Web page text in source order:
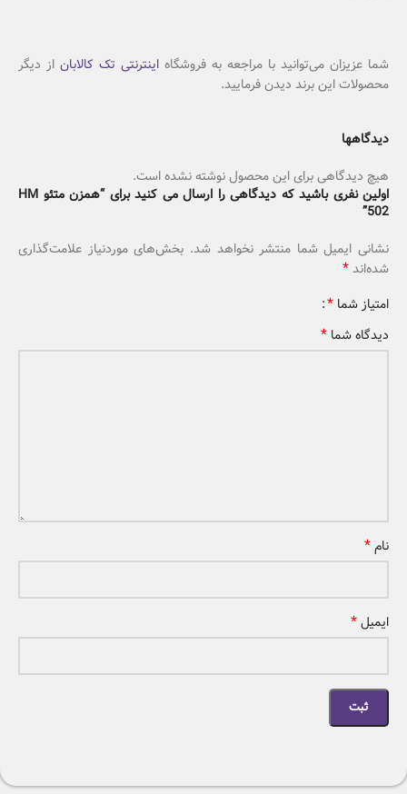
شما عزیزان می‌توانید با مراجعه به فروشگاه اینترنتی تک کالابان از دیگر
محصولات این برند دیدن فرمایید.
دیدگاهها
هیچ دیدگاهی برای این محصول نوشته نشده است.
اولین نفری باشید که دیدگاهی را ارسال می کنید برای “همزن متئو HM
502”
نشانی ایمیل شما منتشر نخواهد شد. بخش‌های موردنیاز علامت‌گذاری
شده‌اند*
امتیاز شما *
دیدگاه شما *
نام*
ایمیل*